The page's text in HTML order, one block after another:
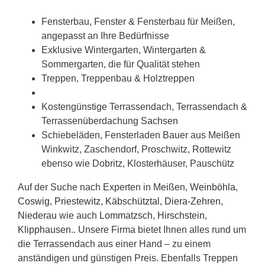
Fensterbau, Fenster & Fensterbau für Meißen,
angepasst an Ihre Bedürfnisse
Exklusive Wintergarten, Wintergarten &
Sommergarten, die für Qualität stehen
Treppen, Treppenbau & Holztreppen
Kostengünstige Terrassendach, Terrassendach &
Terrassenüberdachung Sachsen
Schiebeläden, Fensterladen Bauer aus Meißen
Winkwitz, Zaschendorf, Proschwitz, Rottewitz
ebenso wie Dobritz, Klosterhäuser, Pauschütz
Auf der Suche nach Experten in Meißen, Weinböhla,
Coswig, Priestewitz, Käbschütztal , Diera-Zehren,
Niederau wie auch Lommatzsch, Hirschstein,
Klipphausen.. Unsere Firma bietet Ihnen alles rund um
die Terrassendach aus einer Hand – zu einem
anständigen und günstigen Preis. Ebenfalls Treppen